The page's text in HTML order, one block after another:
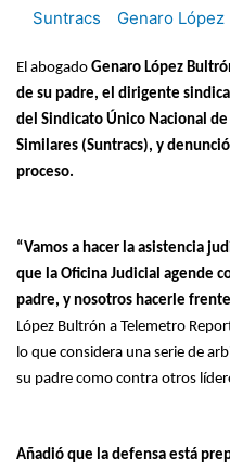
Suntracs Genaro López
El abogado Genaro López
de su padre, el dirigente
del Sindicato Único Nacional
Similares (Suntracs), y
proceso.
“Vamos a hacer la asistencia
que la Oficina Judicial agende
padre, y nosotros hacerle
López Bultrón a Telemetro
lo que considera una serie de
su padre como contra otros
Añadió que la defensa está